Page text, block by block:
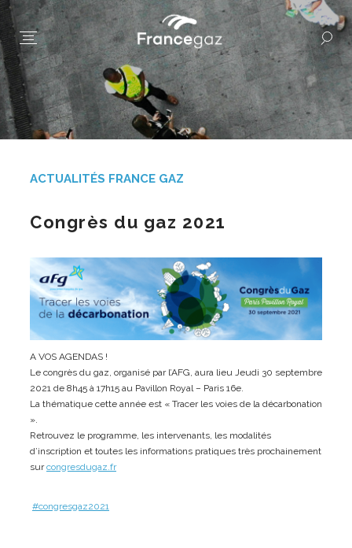
ACTUALITÉS FRANCE GAZ
Congrès du gaz 2021
A VOS AGENDAS !
Le congrès du gaz, organisé par l’AFG, aura lieu Jeudi 30 septembre
2021 de 8h45 à 17h15 au Pavillon Royal – Paris 16e.
La thématique cette année est « Tracer les voies de la décarbonation
».
Retrouvez le programme, les intervenants, les modalités
d’inscription et toutes les informations pratiques très prochainement
surcongresdugaz.fr
#congresgaz2021